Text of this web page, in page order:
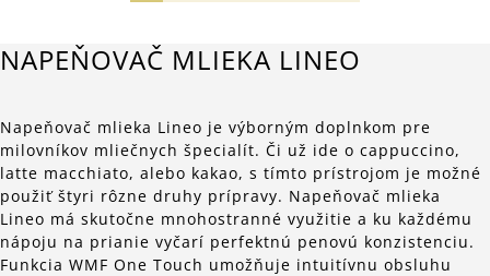
NAPEŇOVAČ MLIEKA LINEO
Napeňovač mlieka Lineo je výborným doplnkom pre
milovníkov mliečnych špecialít. Či už ide o cappuccino,
latte macchiato, alebo kakao, s tímto prístrojom je možné
použiť štyri rôzne druhy prípravy. Napeňovač mlieka
Lineo má skutočne mnohostranné využitie a ku každému
nápoju na prianie vyčarí perfektnú penovú konzistenciu.
Funkcia WMF One Touch umožňuje intuitívnu obsluhu